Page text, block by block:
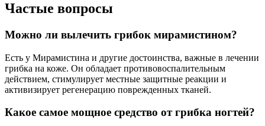
Частые вопросы
Можно ли вылечить грибок мирамистином?
Есть у Мирамистина и другие достоинства, важные в лечении
грибка на коже. Он обладает противовоспалительным
действием, стимулирует местные защитные реакции и
активизирует регенерацию поврежденных тканей.
Какое самое мощное средство от грибка ногтей?